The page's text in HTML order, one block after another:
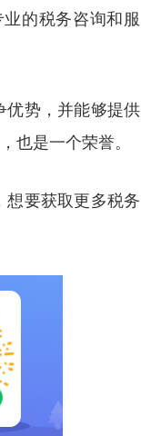
的税务咨询和服
优势，并能够提供
也是一个荣誉。
想要获取更多税务